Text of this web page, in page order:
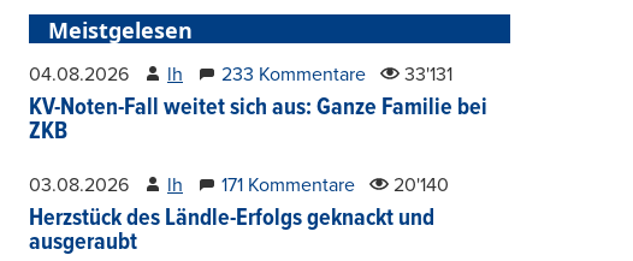
Meistgelesen
04.08.2026 lh 233 Kommentare 33'131
KV-Noten-Fall weitet sich aus: Ganze Familie bei
ZKB
03.08.2026 lh 171 Kommentare 20'140
Herzstück des Ländle-Erfolgs geknackt und
ausgeraubt